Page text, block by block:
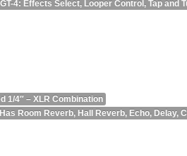
4: Effects Select, Looper Control, Tap and
1/4″ – XLR Combination
Room Reverb, Hall Reverb, Echo, Delay,